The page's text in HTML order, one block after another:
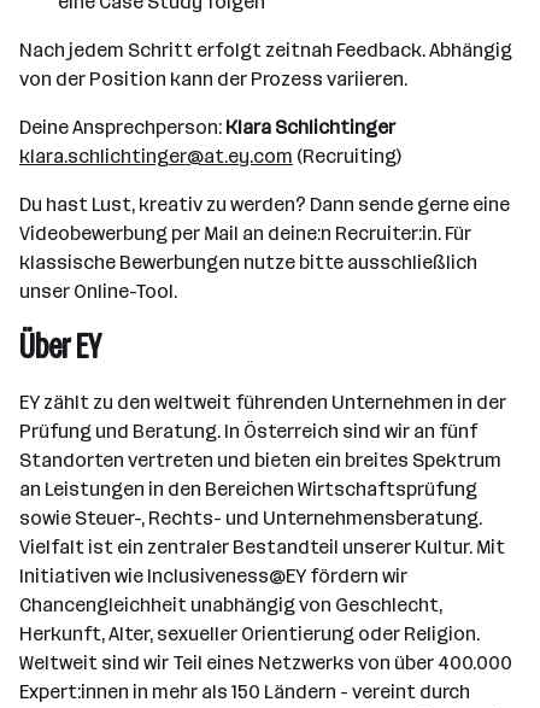
Nach jedem Schritt erfolgt zeitnah Feedback. Abhängig
von der Position kann der Prozess variieren.
Deine Ansprechperson: Klara Schlichtinger
klara.schlichtinger@at.ey.com (Recruiting)
Du hast Lust, kreativ zu werden? Dann sende gerne eine
Videobewerbung per Mail an deine:n Recruiter:in. Für
klassische Bewerbungen nutze bitte ausschließlich
unser Online-Tool.
Über EY
EY zählt zu den weltweit führenden Unternehmen in der
Prüfung und Beratung. In Österreich sind wir an fünf
Standorten vertreten und bieten ein breites Spektrum
an Leistungen in den Bereichen Wirtschaftsprüfung
sowie Steuer-, Rechts- und Unternehmensberatung.
Vielfalt ist ein zentraler Bestandteil unserer Kultur. Mit
Initiativen wie Inclusiveness@EY fördern wir
Chancengleichheit unabhängig von Geschlecht,
Herkunft, Alter, sexueller Orientierung oder Religion.
Weltweit sind wir Teil eines Netzwerks von über 400.000
Expert:innen in mehr als 150 Ländern - vereint durch